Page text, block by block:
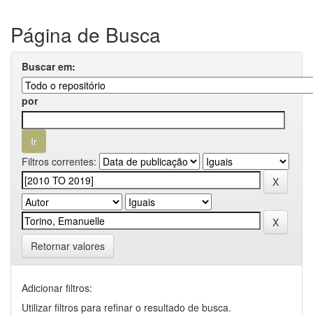
Página de Busca
Buscar em:
por
Filtros correntes:
Retornar valores
Adicionar filtros:
Utilizar filtros para refinar o resultado de busca.